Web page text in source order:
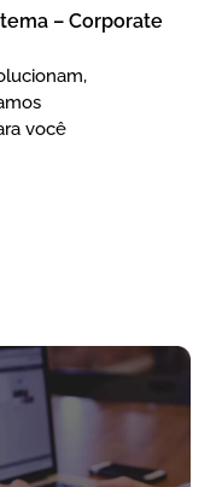
– Corporate
você